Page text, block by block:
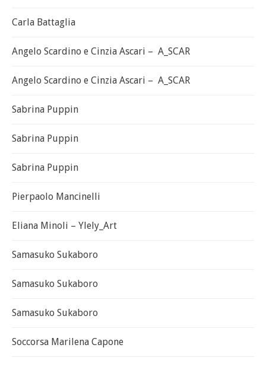
Carla Battaglia
Angelo Scardino e Cinzia Ascari – A_SCAR
Angelo Scardino e Cinzia Ascari – A_SCAR
Sabrina Puppin
Sabrina Puppin
Sabrina Puppin
Pierpaolo Mancinelli
Eliana Minoli – Ylely_Art
Samasuko Sukaboro
Samasuko Sukaboro
Samasuko Sukaboro
Soccorsa Marilena Capone